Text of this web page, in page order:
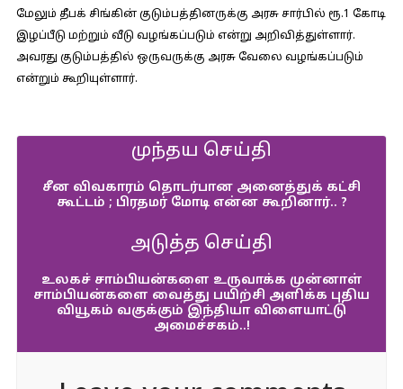
மேலும் தீபக் சிங்கின் குடும்பத்தினருக்கு அரசு சார்பில் ரூ.1 கோடி
இழப்பீடு மற்றும் வீடு வழங்கப்படும் என்று அறிவித்துள்ளார்.
அவரது குடும்பத்தில் ஒருவருக்கு அரசு வேலை வழங்கப்படும்
என்றும் கூறியுள்ளார்.
முந்தய செய்தி
சீன விவகாரம் தொடர்பான அனைத்துக் கட்சி
கூட்டம் ; பிரதமர் மோடி என்ன கூறினார்.. ?
அடுத்த செய்தி
உலகச் சாம்பியன்களை உருவாக்க முன்னாள்
சாம்பியன்களை வைத்து பயிற்சி அளிக்க புதிய
வியூகம் வகுக்கும் இந்தியா விளையாட்டு
அமைச்சகம்..!